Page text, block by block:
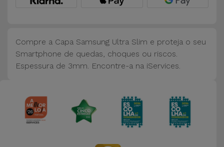
de
Computador
Tablet
Compre a Capa Samsung Ultra Slim e proteja o seu
Smartphone de quedas, choques ou riscos.
Espessura de 3mm. Encontre-a na iServices.